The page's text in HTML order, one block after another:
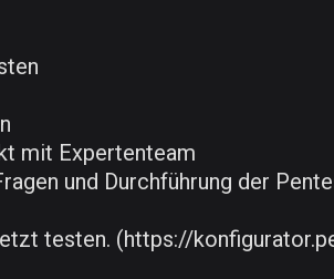
mit Expertenteam
und Durchführung der
testen. (https://